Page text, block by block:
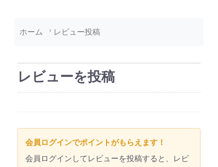
ホーム レビュー投稿
レビューを投稿
会員ログインでポイントがもらえます！
会員ログインしてレビューを投稿すると、レビ